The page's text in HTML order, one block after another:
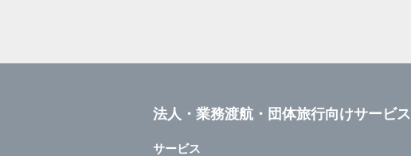
法人・業務渡航・団体旅行向けサービス
サービス